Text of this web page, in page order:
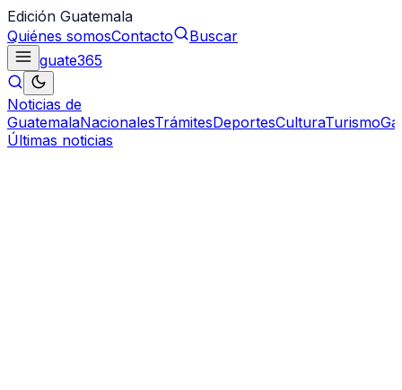
Edición Guatemala
Quiénes somosContacto
Buscar
guate365
Noticias de
GuatemalaNacionalesTrámitesDeportesCulturaTurismo
Últimas noticias